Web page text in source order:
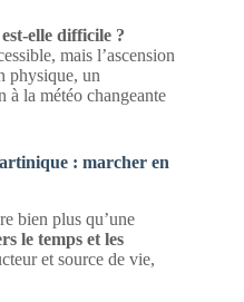
elle difficile ?
mais l’ascension
physique, un
à la météo changeante
: marcher en
bien plus qu’une
le temps et les
et source de vie,